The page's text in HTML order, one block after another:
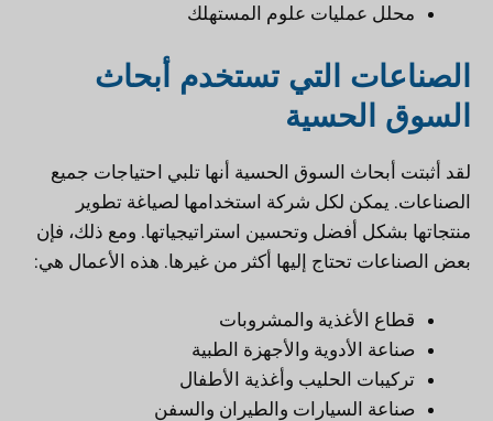
محلل عمليات علوم المستهلك
الصناعات التي تستخدم أبحاث
السوق الحسية
لقد أثبتت أبحاث السوق الحسية أنها تلبي احتياجات جميع
الصناعات. يمكن لكل شركة استخدامها لصياغة تطوير
منتجاتها بشكل أفضل وتحسين استراتيجياتها. ومع ذلك، فإن
بعض الصناعات تحتاج إليها أكثر من غيرها. هذه الأعمال هي:
قطاع الأغذية والمشروبات
صناعة الأدوية والأجهزة الطبية
تركيبات الحليب وأغذية الأطفال
صناعة السيارات والطيران والسفن